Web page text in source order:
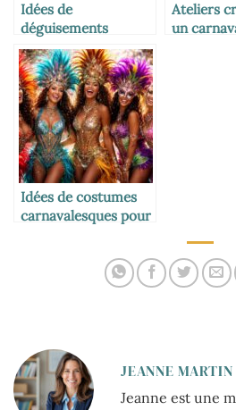
Idées de
déguisements
originaux pour un
groupe au carnaval
Ateliers
un
Idées de costumes
carnavalesques pour
JEANNE MARTIN
Jeanne est une